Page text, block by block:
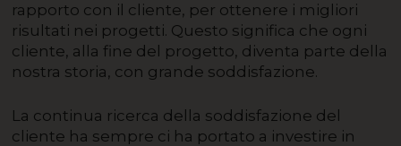
rapporto con il cliente, per ottenere i migliori
risultati nei progetti. Questo significa che ogni
cliente, alla fine del progetto, diventa parte della
nostra storia, con grande soddisfazione.
La continua ricerca della soddisfazione del
cliente ha sempre ci ha portato a investire in